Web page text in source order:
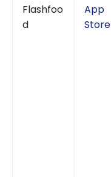
Flashfoo
d
App
Store